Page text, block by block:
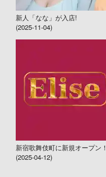
新人「なな」が入店!
(2025-11-04)
新宿歌舞伎町に新規オープン！
(2025-04-12)